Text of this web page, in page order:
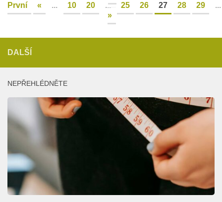
První
« ... 10 20 ... 25 26 27 28 29
...
»
DALŠÍ
NEPŘEHLÉDNĚTE